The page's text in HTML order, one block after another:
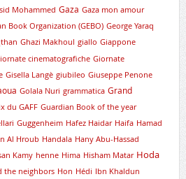
Mohammed Gaza Gaza mon amour
Book Organization (GEBO) George Yaraq
Ghazi Makhoul giallo Giappone
cinematografiche Giornate
Gisella Langè giubileo Giuseppe Penone
Golala Nuri grammatica Grand
du GAFF Guardian Book of the year
Guggenheim Hafez Haidar Haifa Hamad
Al Hroub Handala Hany Abu-Hassad
Kamy henne Hima Hisham Matar Hoda
the neighbors Hon Hédi Ibn Khaldun